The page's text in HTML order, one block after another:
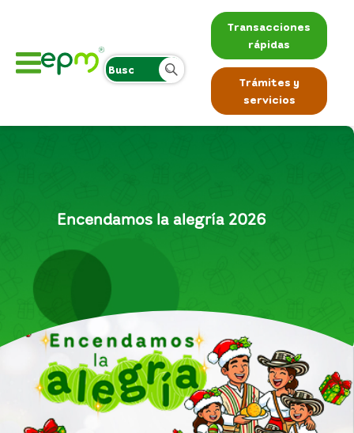
Transacciones
rápidas
Trámites y
servicios
Encendamos la alegría 2026